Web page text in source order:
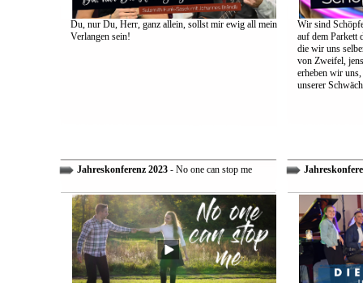
Du, nur Du, Herr, ganz allein, sollst mir ewig all mein
Verlangen sein!
Wir sind
auf dem Parkett
die wir uns
von Zweifel,
erheben wir
unserer
Jahreskonferenz 2023- No one can stop me